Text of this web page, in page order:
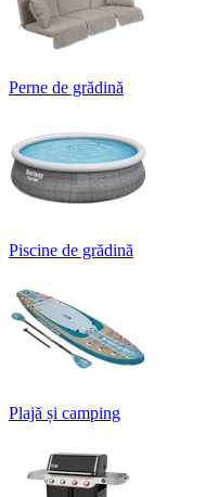
Perne de grădină
Piscine de grădină
Plajă și camping